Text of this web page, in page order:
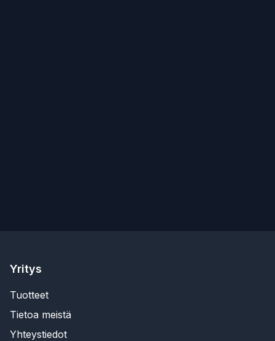
Yritys
Tuotteet
Tietoa meistä
Yhteystiedot